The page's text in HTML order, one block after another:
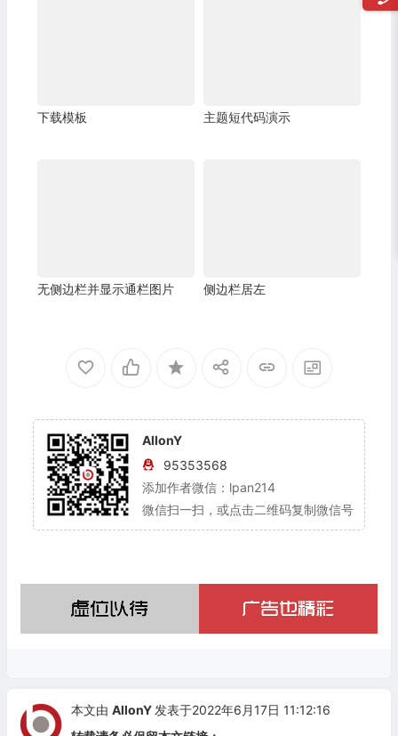
下载模板 主题短代码演示
无侧边栏并显示通栏图片 侧边栏居左
AllonY
95353568
添加作者微信：lpan214
微信扫一扫，或点击二维码复制微信号
本文由 AllonY 发表于2022年6月17日 11:12:16